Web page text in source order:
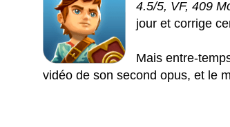
4.5/5, VF, 409
jour et corrige
Mais entre-
vidéo de son second opus, et le